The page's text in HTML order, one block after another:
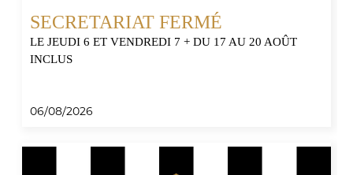
SECRETARIAT FERMÉ
LE JEUDI 6 ET VENDREDI 7 + DU 17 AU 20 AOÛT
INCLUS
06/08/2026